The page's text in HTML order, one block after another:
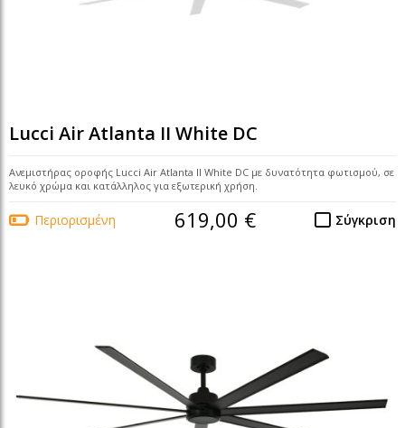
Lucci Air Atlanta II White DC
Ανεμιστήρας οροφής Lucci Air Atlanta II White DC με δυνατότητα φωτισμού, σε
λευκό χρώμα και κατάλληλος για εξωτερική χρήση.
Περιορισμένη Σύγκριση
619,00 €